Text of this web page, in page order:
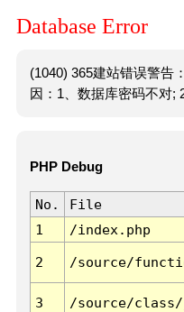
Database Error
(1040) 365建站错误警告
因：1、数据库密码不对;
PHP Debug
No. File
1
/index.php
2 /source/
3 /source/